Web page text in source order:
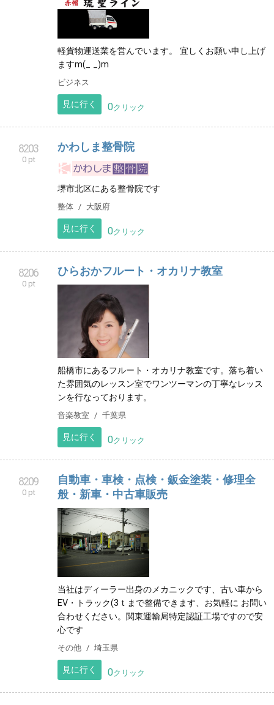
軽貨物運送業を営んでいます。 宜しくお願い申し上げ
ますm(_ _)m
ビジネス
見に行く 0クリック
8203
0 pt
かわしま整骨院
堺市北区にある整骨院です
整体 大阪府
見に行く 0クリック
8206
0 pt
ひらおかフルート・オカリナ教室
船橋市にあるフルート・オカリナ教室です。落ち着い
た雰囲気のレッスン室でワンツーマンの丁寧なレッス
ンを行なっております。
音楽教室 千葉県
見に行く 0クリック
8209
0 pt
自動車・車検・点検・鈑金塗装・修理全
般・新車・中古車販売
当社はディーラー出身のメカニックです、古い車から
EV・トラック(3ｔまで整備できます、お気軽に お問い
合わせください。関東運輸局特定認証工場ですので安
心です
その他 埼玉県
見に行く 0クリック